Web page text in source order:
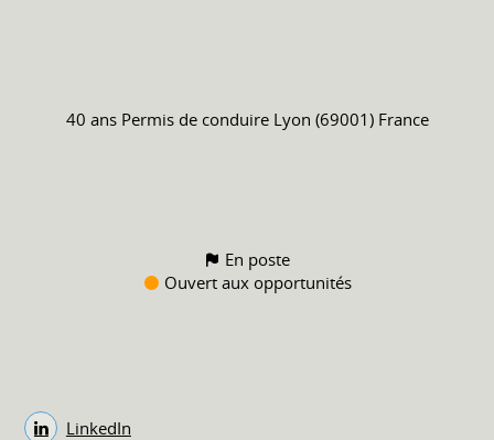
40 ans Permis de conduire Lyon (69001) France
En poste
Ouvert aux opportunités
LinkedIn